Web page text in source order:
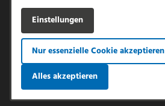
Kontakt
Downloads
Impressum
Datenschutz
AGBs|Compliance
Hinweisgeber Meldestelle
Einstellungen
Nur essenzielle Cookie akzeptieren
Alles akzeptieren